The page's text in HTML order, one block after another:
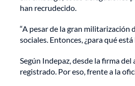
han recrudecido.
“A pesar de la gran militarización
sociales. Entonces, ¿para qué
Según Indepaz, desde la firma
registrado. Por eso, frente a la